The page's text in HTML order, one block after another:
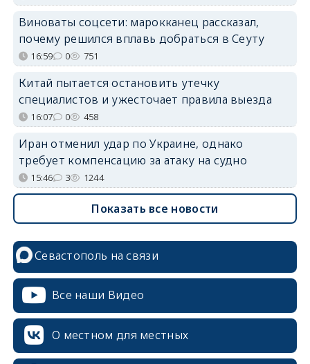
Виноваты соцсети: марокканец рассказал,
почему решился вплавь добраться в Сеуту
16:59 0 751
Китай пытается остановить утечку
специалистов и ужесточает правила выезда
16:07 0 458
Иран отменил удар по Украине, однако
требует компенсацию за атаку на судно
15:46 3 1244
Показать все новости
Севастополь на связи
Все наши Видео
О местном для местных